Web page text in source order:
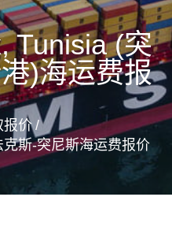
Tunisia (突
)海运费报
报价 /
斯-突尼斯海运费报价